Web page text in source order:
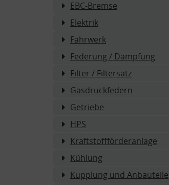
EBC-Bremse
Elektrik
Fahrwerk
Federung / Dämpfung
Filter / Filtersatz
Gasdruckfedern
Getriebe
HPS
Kraftstoffförderanlage
Kühlung
Kupplung und Anbauteile